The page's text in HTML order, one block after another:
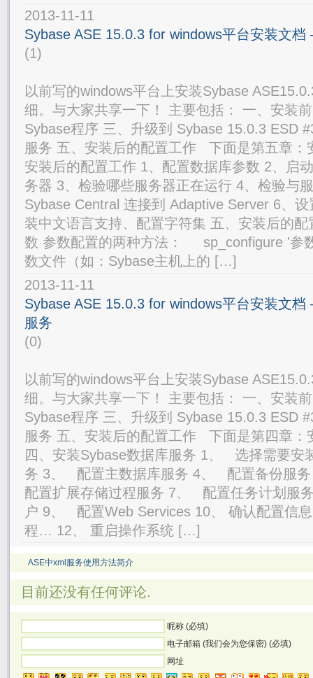
2013-11-11
Sybase ASE 15.0.3 for windows平台安装文
(1)
以前写的windows平台上安装Sybase
细。与大家共享一下！ 主要包括： 一、安装
Sybase程序 三、升级到 Sybase 15.0.3 ESD
服务 五、安装后的配置工作 下面是第五章
安装后的配置工作 1、配置数据库参数 2、启
务器 3、检验哪些服务器正在运行 4、检验与
Sybase Central 连接到 Adaptive Server 6、
装中文语言支持、配置字符集 五、安装后的
数 参数配置的两种方法： sp_configure '
数文件（如：Sybase主机上的 […]
2013-11-11
Sybase ASE 15.0.3 for windows平台安装文档
服务
(0)
以前写的windows平台上安装Sybase
细。与大家共享一下！ 主要包括： 一、安装
Sybase程序 三、升级到 Sybase 15.0.3 ESD
服务 五、安装后的配置工作 下面是第四章
四、安装Sybase数据库服务 1、 选择需要
务 3、 配置主数据库服务 4、 配置备份服
配置扩展存储过程服务 7、 配置任务计划服
户 9、 配置Web Services 10、 确认配置信
程… 12、 重启操作系统 […]
ASE中xml服务使用方法简介
目前还没有任何评论.
昵称 (必填)
电子邮箱 (我们会为您保密) (必填)
网址